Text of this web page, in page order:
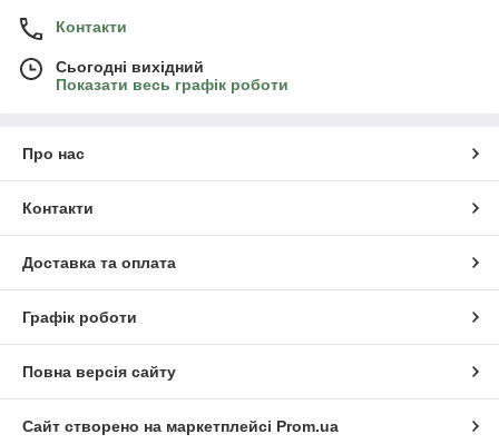
Контакти
Сьогодні вихідний
Показати весь графік роботи
Про нас
Контакти
Доставка та оплата
Графік роботи
Повна версія сайту
Сайт створено на маркетплейсі Prom.ua